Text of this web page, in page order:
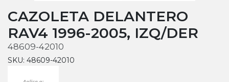
CAZOLETA DELANTERO
RAV4 1996-2005, IZQ/DER
48609-42010
SKU: 48609-42010